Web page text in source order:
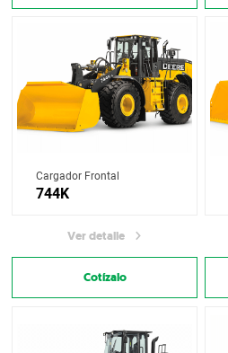
Cargador Frontal
744K
Ver detalle
Cotízalo